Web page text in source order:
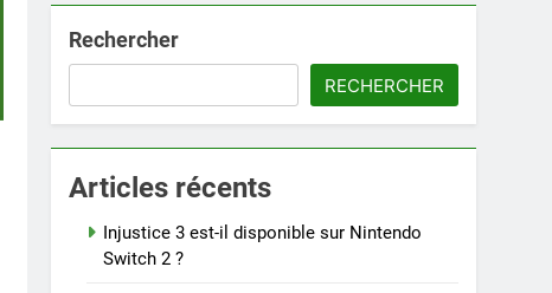
Rechercher
RECHERCHER
Articles récents
Injustice 3 est-il disponible sur Nintendo
Switch 2 ?